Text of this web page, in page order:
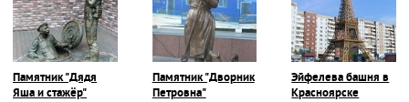
Памятник "Дядя
Яша и стажёр"
Памятник "Дворник
Петровна"
Эйфелева башня в
Красноярске